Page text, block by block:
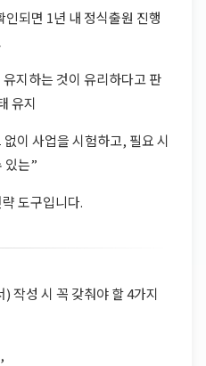
되면 1년 내 정식출원 진행
유지하는 것이 유리하다고 판
유지
이 사업을 시험하고, 필요 시
있는”
도구입니다.
작성 시 꼭 갖춰야 할 4가지